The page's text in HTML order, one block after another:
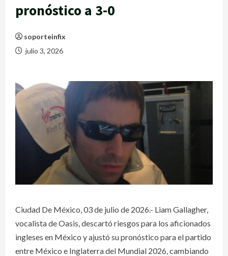
pronóstico a 3-0
soporteinfix
julio 3, 2026
Ciudad De México, 03 de julio de 2026.- Liam Gallagher,
vocalista de Oasis, descartó riesgos para los aficionados
ingleses en México y ajustó su pronóstico para el partido
entre México e Inglaterra del Mundial 2026, cambiando